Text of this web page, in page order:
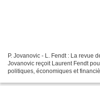
P. Jovanovic - L. Fendt : La revue
Jovanovic reçoit Laurent Fendt
politiques, économiques et